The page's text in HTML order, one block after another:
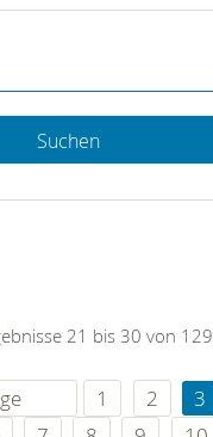
Suchen
21 bis 30 von 129
1 2 3